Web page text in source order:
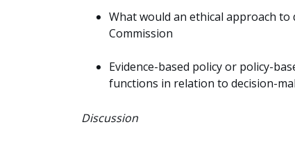
What would an ethical approach
Commission
Evidence-based policy or policy-
functions in relation to decision-
Discussion